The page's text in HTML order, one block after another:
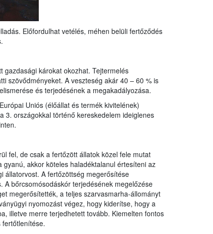
Előfordulhat vetélés, méhen belüli fertőződés
gazdasági károkat okozhat. Tejtermelés
szövődményeket. A veszteség akár 40 – 60 % is
és terjedésének a megakadályozása.
Uniós (élőállat és termék kivitelének)
3. országokkal történő kereskedelem ideiglenes
fel, de csak a fertőzött állatok közel fele mutat
akkor köteles haladéktalanul értesíteni az
állatorvost. A fertőzöttség megerősítése
bőrcsomósodáskór terjedésének megelőzése
megerősítették, a teljes szarvasmarha-állományt
nyomozást végez, hogy kiderítse, hogy a
illetve merre terjedhetett tovább. Kiemelten fontos